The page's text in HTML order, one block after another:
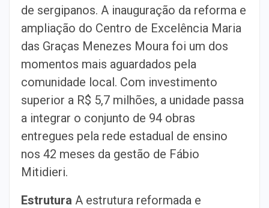
de sergipanos. A inauguração da reforma e
ampliação do Centro de Excelência Maria
das Graças Menezes Moura foi um dos
momentos mais aguardados pela
comunidade local. Com investimento
superior a R$ 5,7 milhões, a unidade passa
a integrar o conjunto de 94 obras
entregues pela rede estadual de ensino
nos 42 meses da gestão de Fábio
Mitidieri.
Estrutura A estrutura reformada e